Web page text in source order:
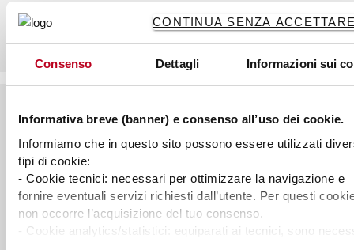
CONTINUA SENZA
Consenso Dettagli Informazioni sui
Informativa breve (banner) e consenso all’uso dei cookie.
Informiamo che in questo sito possono essere utilizzati
tipi di cookie:
- Cookie tecnici: necessari per ottimizzare la navigazione e
fornire eventuali servizi richiesti dall’utente. Per questi
non occorre l’acquisizione del tuo consenso.
- Cookie analytics/statistici: equiparati ai tecnici, sono
A proposito di Toyota
Chi siamo
Perchè acquistare Toyota
Toyota Service Concept